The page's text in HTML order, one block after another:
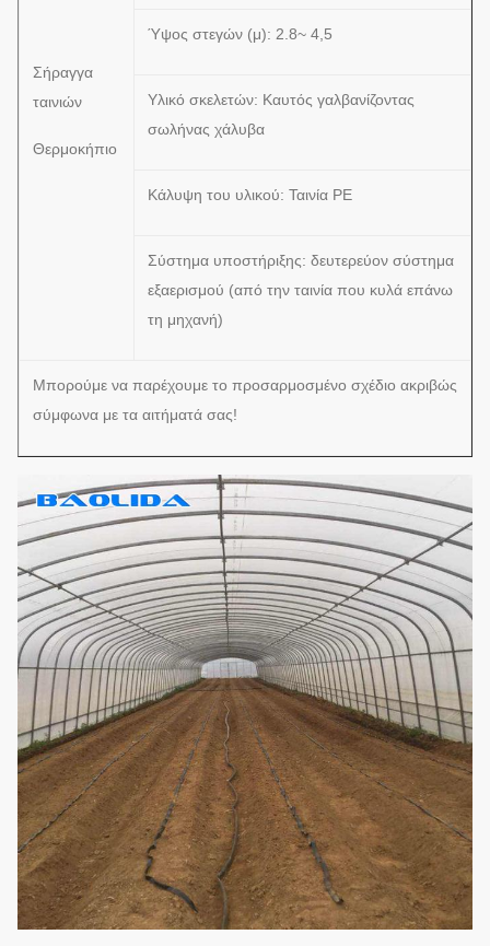
Σήραγγα
ταινιών
Θερμοκήπιο
Ύψος στεγών (μ): 2.8~ 4,5
Υλικό σκελετών: Καυτός γαλβανίζοντας
σωλήνας χάλυβα
Κάλυψη του υλικού: Ταινία PE
Σύστημα υποστήριξης: δευτερεύον σύστημα
εξαερισμού (από την ταινία που κυλά επάνω
τη μηχανή)
Μπορούμε να παρέχουμε το προσαρμοσμένο σχέδιο ακριβώς
σύμφωνα με τα αιτήματά σας!